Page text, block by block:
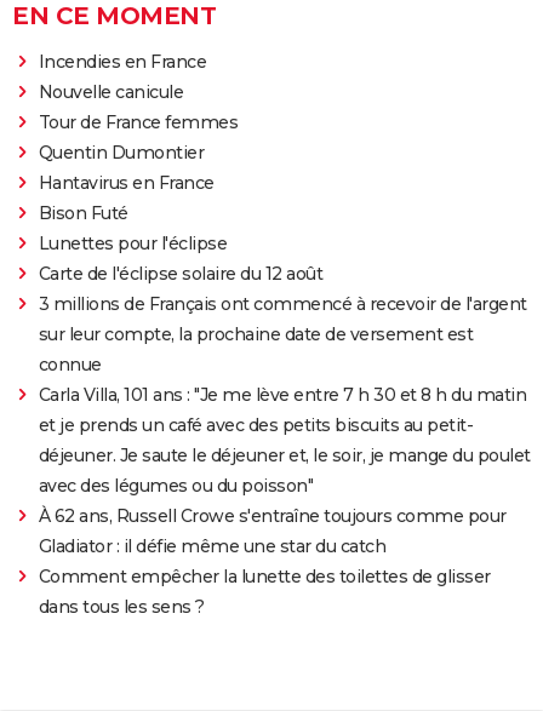
EN CE MOMENT
Incendies en France
Nouvelle canicule
Tour de France femmes
Quentin Dumontier
Hantavirus en France
Bison Futé
Lunettes pour l'éclipse
Carte de l'éclipse solaire du 12 août
3 millions de Français ont commencé à recevoir de l'argent
sur leur compte, la prochaine date de versement est
connue
Carla Villa, 101 ans : "Je me lève entre 7 h 30 et 8 h du matin
et je prends un café avec des petits biscuits au petit-
déjeuner. Je saute le déjeuner et, le soir, je mange du poulet
avec des légumes ou du poisson"
À 62 ans, Russell Crowe s'entraîne toujours comme pour
Gladiator : il défie même une star du catch
Comment empêcher la lunette des toilettes de glisser
dans tous les sens ?